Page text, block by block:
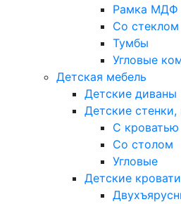
Рамка МДФ
Со стеклом
Тумбы
Угловые
Детская мебель
Детские диваны
Детские
С кроватью
Со столом
Угловые
Детские кровати